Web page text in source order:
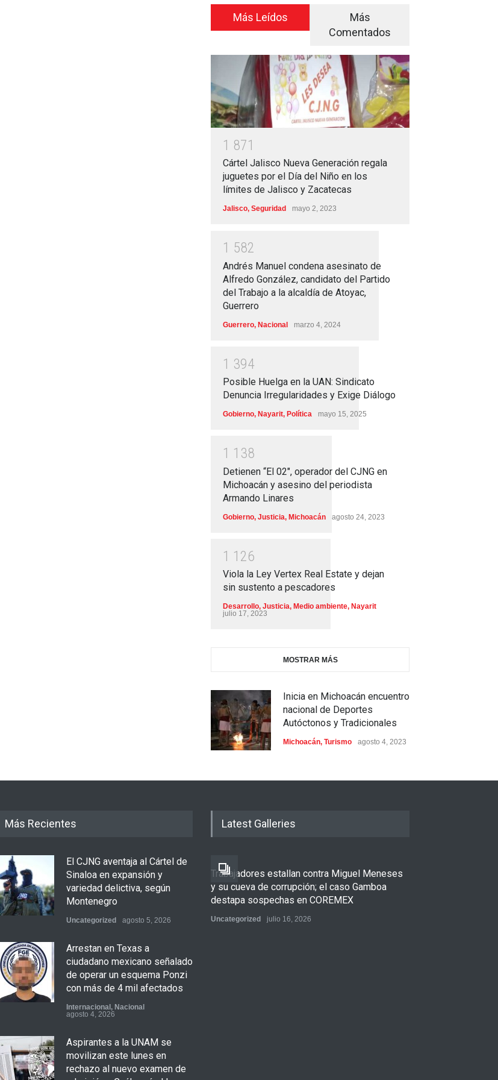
Más Leídos
Más
Comentados
1 871
Cártel Jalisco Nueva Generación regala
juguetes por el Día del Niño en los
límites de Jalisco y Zacatecas
Jalisco, Seguridad mayo 2, 2023
1 582
Andrés Manuel condena asesinato de
Alfredo González, candidato del Partido
del Trabajo a la alcaldía de Atoyac,
Guerrero
Guerrero, Nacional marzo 4, 2024
1 394
Posible Huelga en la UAN: Sindicato
Denuncia Irregularidades y Exige Diálogo
Gobierno, Nayarit, Política mayo 15, 2025
1 1 38
Detienen “El 02″, operador del CJNG en
Michoacán y asesino del periodista
Armando Linares
Gobierno, Justicia, Michoacán agosto 24, 2023
1 1 26
Viola la Ley Vertex Real Estate y dejan
sin sustento a pescadores
Desarrollo, Justicia, Medio ambiente, Nayarit
julio 17, 2023
MOSTRAR MÁS
Inicia en Michoacán encuentro
nacional de Deportes
Autóctonos y Tradicionales
Michoacán, Turismo agosto 4, 2023
Más Recientes
El CJNG aventaja al Cártel de
Sinaloa en expansión y
variedad delictiva, según
Montenegro
Uncategorized agosto 5, 2026
Arrestan en Texas a
ciudadano mexicano señalado
de operar un esquema Ponzi
con más de 4 mil afectados
Internacional , Nacional
agosto 4, 2026
Aspirantes a la UNAM se
movilizan este lunes en
rechazo al nuevo examen de
Latest Galleries
Trabajadores estallan contra Miguel Meneses
y su cueva de corrupción; el caso Gamboa
destapa sospechas en COREMEX
Uncategorized julio 16, 2026